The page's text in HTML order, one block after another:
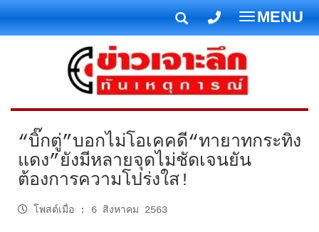
T
o
g
g
l
e
a
v
MENU
“บิ๊กตู่”บอกไม่โอเคคดี“ทายาทกระทิง
แดง”ยังมีหลายจุดไม่ชัดเจนยัน
ต้องการความโปร่งใส!
โพสต์เมื่อ : 6 สิงหาคม 2563